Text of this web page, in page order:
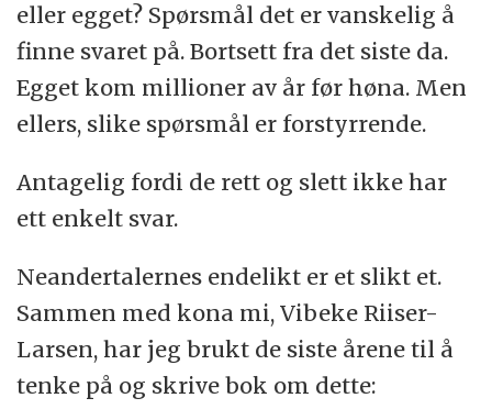
eller egget? Spørsmål det er vanskelig å
finne svaret på. Bortsett fra det siste da.
Egget kom millioner av år før høna. Men
ellers, slike spørsmål er forstyrrende.
Antagelig fordi de rett og slett ikke har
ett enkelt svar.
Neandertalernes endelikt er et slikt et.
Sammen med kona mi, Vibeke Riiser-
Larsen, har jeg brukt de siste årene til å
tenke på og skrive bok om dette: